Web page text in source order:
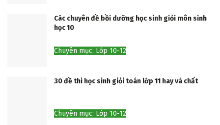
Các chuyên đề bồi dưỡng học sinh giỏi môn sinh
học 10
Chuyên mục: Lớp 10-12
30 đề thi học sinh giỏi toán lớp 11 hay và chất
Chuyên mục: Lớp 10-12